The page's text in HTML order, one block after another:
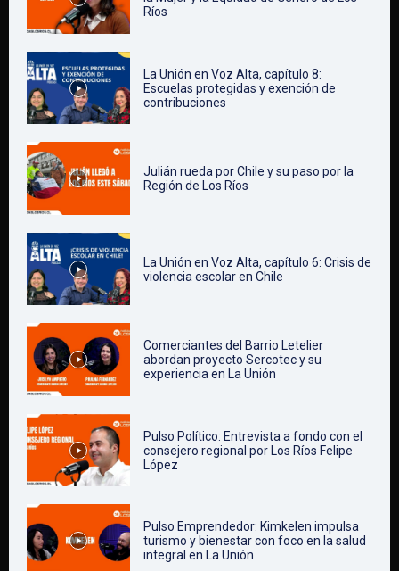
Ríos
La Unión en Voz Alta, capítulo 8:
Escuelas protegidas y exención de
contribuciones
Julián rueda por Chile y su paso por la
Región de Los Ríos
La Unión en Voz Alta, capítulo 6: Crisis de
violencia escolar en Chile
Comerciantes del Barrio Letelier
abordan proyecto Sercotec y su
experiencia en La Unión
Pulso Político: Entrevista a fondo con el
consejero regional por Los Ríos Felipe
López
Pulso Emprendedor: Kimkelen impulsa
turismo y bienestar con foco en la salud
integral en La Unión